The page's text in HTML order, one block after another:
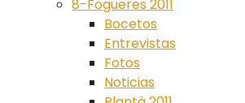
8-Fogueres 2011
Bocetos
Entrevistas
Fotos
Noticias